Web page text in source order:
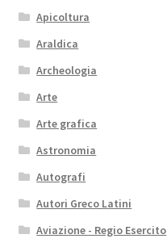
Apicoltura
Araldica
Archeologia
Arte
Arte grafica
Astronomia
Autografi
Autori Greco Latini
Aviazione - Regio Esercito